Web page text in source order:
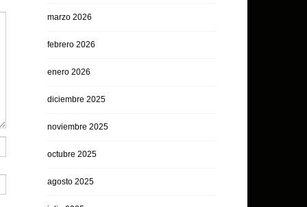
marzo 2026
febrero 2026
enero 2026
diciembre 2025
noviembre 2025
octubre 2025
agosto 2025